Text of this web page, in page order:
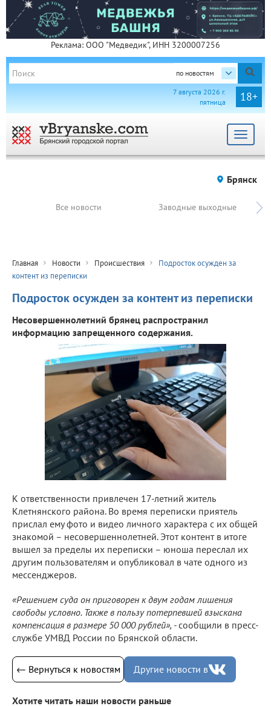
Реклама: ООО "Медведик", ИНН 3200007256
по новостям
18+
7 августа 2026 г.
пятница
Toggle
Брянск
Все новости Заводные выходные
Главная Новости Происшествия
Подросток осужден за
контент из переписки
Подросток осужден за контент из переписки
Несовершеннолетний брянец распространил
информацию запрещенного содержания.
К ответственности привлечен 17-летний житель
Клетнянского района. Во время переписки приятель
прислал ему фото и видео личного характера с их общей
знакомой – несовершеннолетней. Этот контент в итоге
вышел за пределы их переписки – юноша переслал их
другим пользователям и опубликовал в чате одного из
мессенджеров.
«Решением суда он приговорен к двум годам лишения
свободы условно. Также в пользу потерпевшей взыскана
компенсация в размере 50 000 рублей», -сообщили в пресс-
службе УМВД России по Брянской области.
← Вернуться к новостям Другие новости в
Хотите читать наши новости раньше